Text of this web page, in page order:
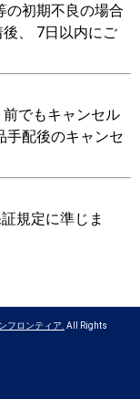
の初期不良の場合
、 7日以内にご
でもキャンセル
手配後のキャンセ
規定に準じま
フロンティア. All Rights